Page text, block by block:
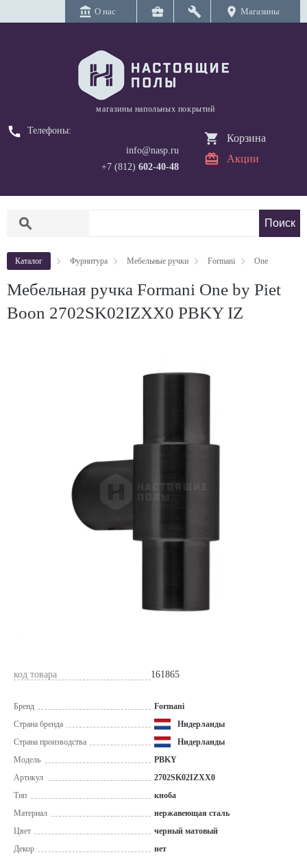
account_balance О нас business_center build location_on Магазины
магазины напольных покрытий
call
Телефоны:
info@nasp.ru
+7 (812) 602-40-48
Корзина
Акции
search
Каталог Фурнитура Мебельные ручки Formani One
Мебельная ручка Formani One by Piet
Boon 2702SK02IZXX0 PBKY IZ
код товара 161865
Бренд
Formani
Страна бренда
Нидерланды
Страна производства
Нидерланды
Модель
PBKY
Артикул
2702SK02IZXX0
Тип
кноба
Материал
нержавеющая сталь
Цвет
черный матовый
Декор
нет